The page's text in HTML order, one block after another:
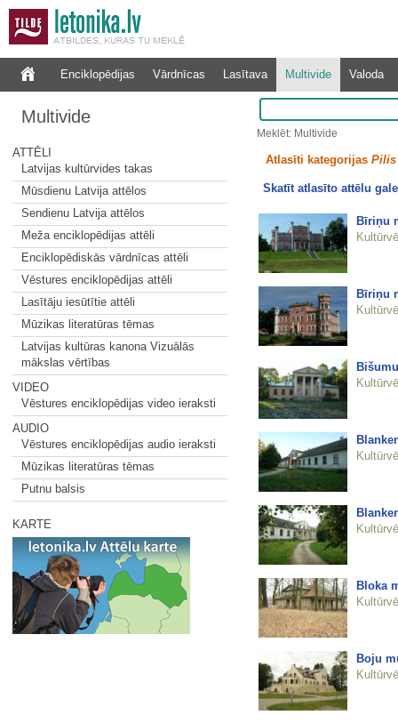
Enciklopēdijas Vārdnīcas Lasītava Multivide Valoda
Multivide
ATTĒLI
Latvijas kultūrvides takas
Mūsdienu Latvija attēlos
Sendienu Latvija attēlos
Meža enciklopēdijas attēli
Enciklopēdiskās vārdnīcas attēli
Vēstures enciklopēdijas attēli
Lasītāju iesūtītie attēli
Mūzikas literatūras tēmas
Latvijas kultūras kanona Vizuālās
mākslas vērtības
VIDEO
Vēstures enciklopēdijas video ieraksti
AUDIO
Vēstures enciklopēdijas audio ieraksti
Mūzikas literatūras tēmas
Putnu balsis
KARTE
Meklēt: Multivide
Atlasīti kategorijas Pilis
Skatīt atlasīto attēlu
Bīriņu
Bīriņu
Bloka
Boju